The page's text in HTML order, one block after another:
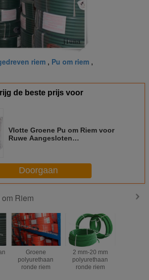
riem , Pu om riem ,
de beste prijs voor
Vlotte Groene Pu om Riem voor
Ruwe Aangesloten
Doorgaan
Riem
Groene
polyurethaan
ronde riem
2 mm-20 mm
polyurethaan
ronde riem